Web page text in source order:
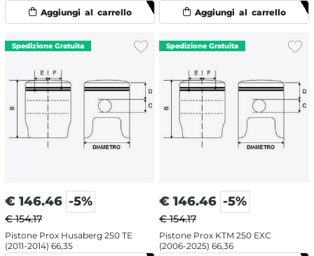
€ 146.46 -5%
€ 154.17
Pistone Prox Husaberg 250 TE
(2011-2014) 66,35
€ 146.46 -5%
€ 154.17
Pistone Prox KTM 250 EXC
(2006-2025) 66,36